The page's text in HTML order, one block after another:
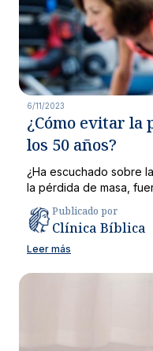
6/11/2023
¿Cómo evitar la
los 50 años?
¿Ha escuchado sobre
la pérdida de masa,
Publicado por
Clínica Bíblica
Leer más